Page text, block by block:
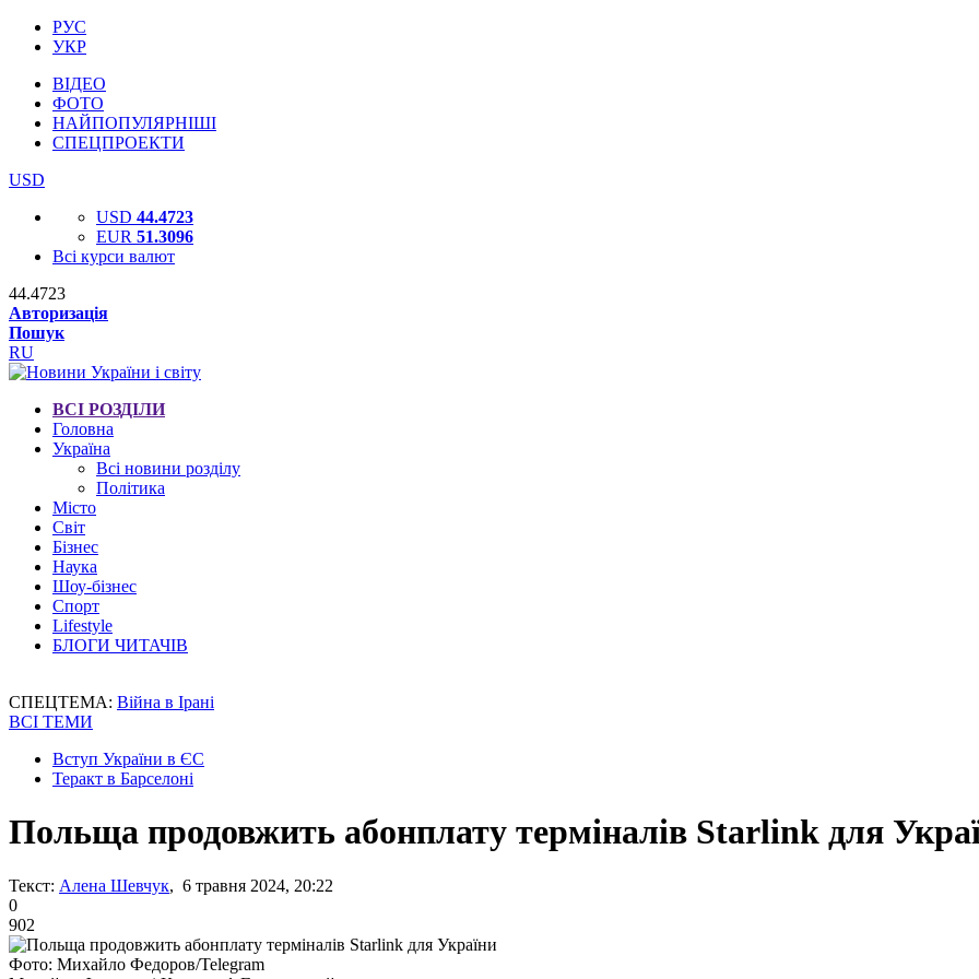
РУС
УКР
ВІДЕО
ФОТО
НАЙПОПУЛЯРНІШІ
СПЕЦПРОЕКТИ
USD
USD 44.4723
EUR 51.3096
Всі курси валют
44.4723
Авторизація
Пошук
RU
ВСІ РОЗДІЛИ
Головна
Україна
Всі новини розділу
Політика
Місто
Світ
Бізнес
Наука
Шоу-бізнес
Спорт
Lifestyle
БЛОГИ ЧИТАЧІВ
СПЕЦТЕМА: Війна в Ірані
ВСІ ТЕМИ
Вступ України в ЄС
Теракт в Барселоні
Польща продовжить абонплату терміналів Starlink для
Текст: Алена Шевчук, 6 травня 2024, 20:22
0
902
Фото: Михайло Федоров/Telegram